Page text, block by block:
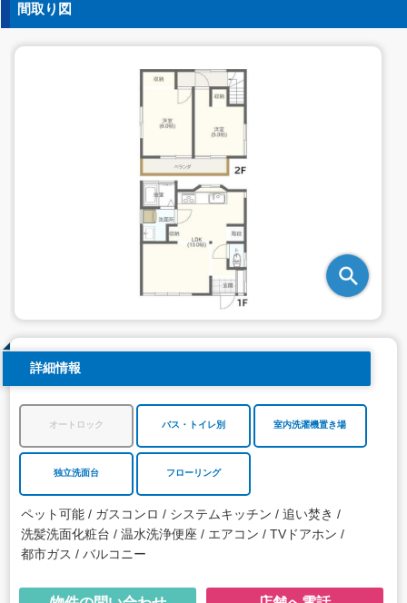
間取り図
詳細情報
オートロック バス・トイレ別 室内洗濯機置き場
独立洗面台 フローリング
ペット可能 ガスコンロ システムキッチン
追い焚き
洗髪洗面化粧台
温水洗浄便座 エアコン
TVドアホン
都市ガス
バルコニー